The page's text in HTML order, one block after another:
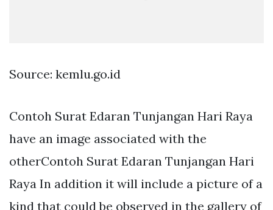
Source: kemlu.go.id
Contoh Surat Edaran Tunjangan Hari Raya
have an image associated with the
otherContoh Surat Edaran Tunjangan Hari
Raya In addition it will include a picture of a
kind that could be observed in the gallery of